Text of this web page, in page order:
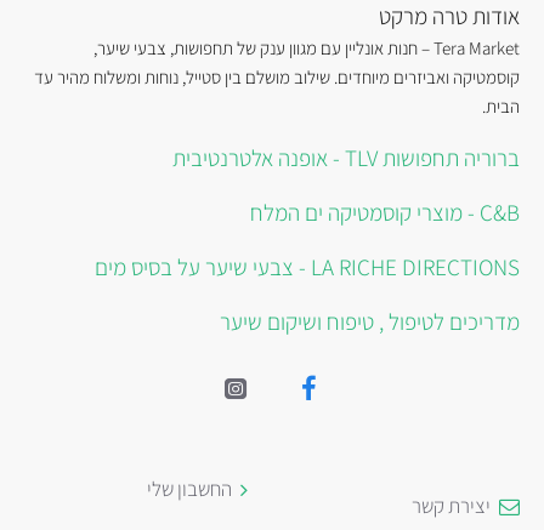
אודות טרה מרקט
Tera Market – חנות אונליין עם מגוון ענק של תחפושות, צבעי שיער,
קוסמטיקה ואביזרים מיוחדים. שילוב מושלם בין סטייל, נוחות ומשלוח מהיר עד
הבית.
ברוריה תחפושות TLV - אופנה אלטרנטיבית
C&B - מוצרי קוסמטיקה ים המלח
LA RICHE DIRECTIONS - צבעי שיער על בסיס מים
מדריכים לטיפול , טיפוח ושיקום שיער
יצירת קשר
החשבון שלי